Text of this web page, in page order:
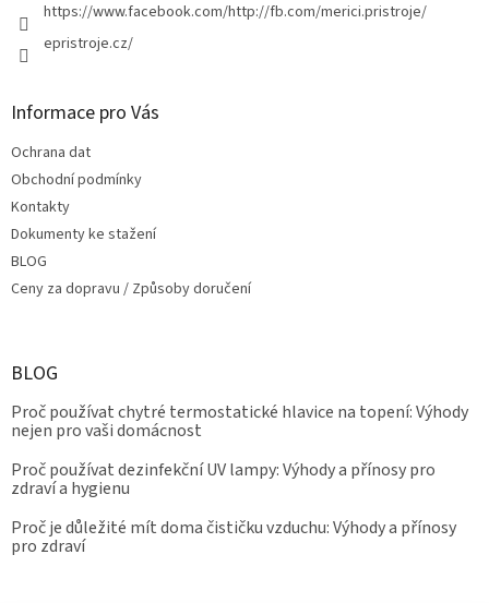
https://www.facebook.com/http://fb.com/merici.pristroje/
epristroje.cz/
Informace pro Vás
Ochrana dat
Obchodní podmínky
Kontakty
Dokumenty ke stažení
BLOG
Ceny za dopravu / Způsoby doručení
BLOG
Proč používat chytré termostatické hlavice na topení: Výhody
nejen pro vaši domácnost
Proč používat dezinfekční UV lampy: Výhody a přínosy pro
zdraví a hygienu
Proč je důležité mít doma čističku vzduchu: Výhody a přínosy
pro zdraví